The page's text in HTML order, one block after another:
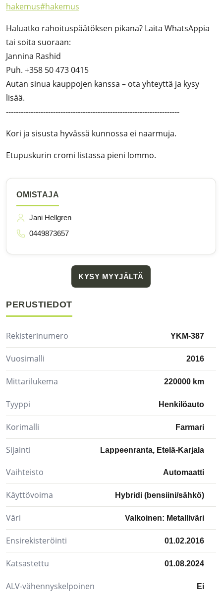
hakemus#hakemus
Haluatko rahoituspäätöksen pikana? Laita WhatsAppia
tai soita suoraan:
Jannina Rashid
Puh. +358 50 473 0415
Autan sinua kauppojen kanssa – ota yhteyttä ja kysy
lisää.
----------------------------------------------------------------------
Kori ja sisusta hyvässä kunnossa ei naarmuja.
Etupuskurin cromi listassa pieni lommo.
OMISTAJA
Jani Hellgren
0449873657
KYSY MYYJÄLTÄ
PERUSTIEDOT
Rekisterinumero YKM-387
Vuosimalli 2016
Mittarilukema 220000 km
Tyyppi Henkilöauto
Korimalli Farmari
Sijainti Lappeenranta, Etelä-Karjala
Vaihteisto Automaatti
Käyttövoima Hybridi (bensiini/sähkö)
Väri Valkoinen: Metalliväri
Ensirekisteröinti 01.02.2016
Katsastettu 01.08.2024
ALV-vähennyskelpoinen Ei